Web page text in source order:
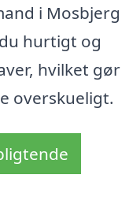
i Mosbjerg
hurtigt og
hvilket gør
overskueligt.